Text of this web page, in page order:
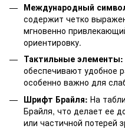
Международный
содержит четко
мгновенно
ориентировку.
Тактильные элементы:
обеспечивают удобное
особенно важно для
Шрифт Брайля: На
Брайля, что делает ее
или частичной потерей